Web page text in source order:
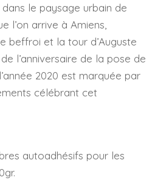
le paysage urbain de
l’on arrive à Amiens,
beffroi et la tour d’Auguste
l’anniversaire de la pose de
2020 est marquée par
célébrant cet
autoadhésifs pour les